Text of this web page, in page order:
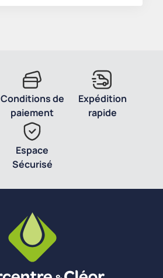
Conditions de
paiement
Expédition
rapide
Espace
Sécurisé